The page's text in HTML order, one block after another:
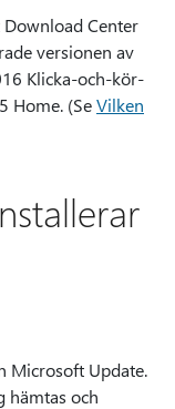
Center
versionen av
Klicka-och-kör-
Home. (SeVilken
Microsoft Update.
hämtas och